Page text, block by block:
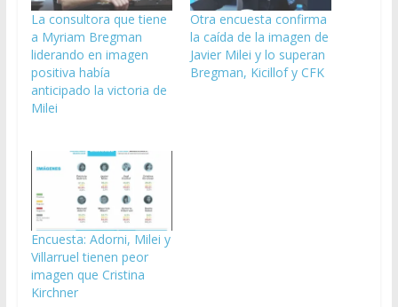
La consultora que tiene
a Myriam Bregman
liderando en imagen
positiva había
anticipado la victoria de
Milei
Otra encuesta confirma
la caída de la imagen de
Javier Milei y lo superan
Bregman, Kicillof y CFK
Encuesta: Adorni, Milei y
Villarruel tienen peor
imagen que Cristina
Kirchner